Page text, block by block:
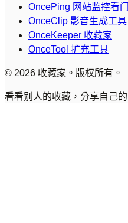
OncePing 网站监控看
OnceClip 影音生成工具
OnceKeeper 收藏家
OnceTool 扩充工具
© 2026 收藏家。版权所有。
看看别人的收藏，分享自己的